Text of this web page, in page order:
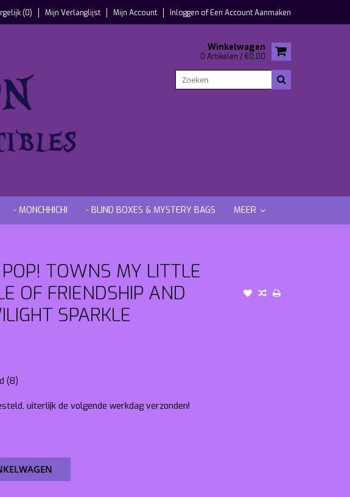
(0) Mijn Verlanglijst Mijn Account Inloggen ofEen Account Aanmaken
Winkelwagen
0 Artikelen / €0,00
- MONCHHICHI - BLIND BOXES & MYSTERY BAGS MEER
TOWNS MY LITTLE
OF FRIENDSHIP AND
SPARKLE
(8)
uiterlijk de volgende werkdag verzonden!